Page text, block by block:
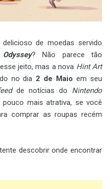
de moedas servido
? Não parece tão
jeito, mas a nova Hint Art
no dia 2 de Maio em seu
de notícias do Nintendo
mais atrativa, se você
comprar as roupas recém
descobrir onde encontrar